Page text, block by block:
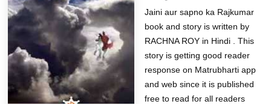
Jaini aur sapno ka Rajkumar
book and story is written by
RACHNA ROY in Hindi . This
story is getting good reader
response on Matrubharti app
and web since it is published
free to read for all readers